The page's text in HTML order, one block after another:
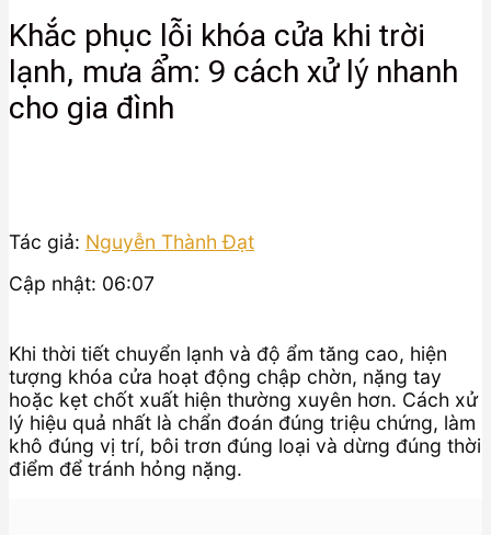
Khắc phục lỗi khóa cửa khi trời
lạnh, mưa ẩm: 9 cách xử lý nhanh
cho gia đình
Tác giả: Nguyễn Thành Đạt
Cập nhật: 06:07
Khi thời tiết chuyển lạnh và độ ẩm tăng cao, hiện
tượng khóa cửa hoạt động chập chờn, nặng tay
hoặc kẹt chốt xuất hiện thường xuyên hơn. Cách xử
lý hiệu quả nhất là chẩn đoán đúng triệu chứng, làm
khô đúng vị trí, bôi trơn đúng loại và dừng đúng thời
điểm để tránh hỏng nặng.